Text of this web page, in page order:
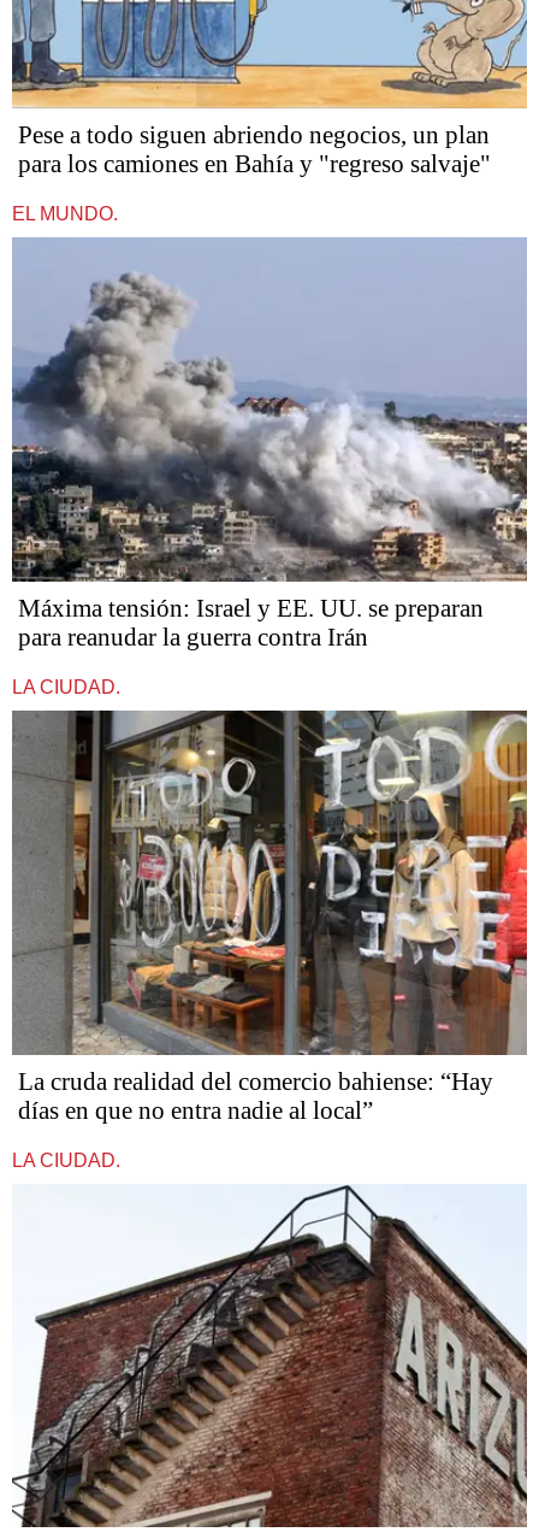
Pese a todo siguen abriendo negocios, un plan
para los camiones en Bahía y "regreso salvaje"
EL MUNDO.
Máxima tensión: Israel y EE. UU. se preparan
para reanudar la guerra contra Irán
LA CIUDAD.
La cruda realidad del comercio bahiense: “Hay
días en que no entra nadie al local”
LA CIUDAD.